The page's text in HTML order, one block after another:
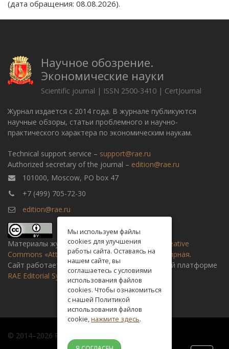
(дата обращения: 08.08.2026).
Научное обозрение.
Экономические науки
Scientific journal | ISSN 2500-3410 | CertJournal
Журнал издается с 2014 года. В журнале публикуются
научные обзоры, статьи проблемного и научно-
практического характера по экономическим наукам.
Technical support service – support@rae.ru
Authorized secretary of the journal – edition@rae.ru
101000, Moscow, PO box 47
+7 (499) 705-72-30
edition@rae.ru
Материалы журнала доступны полицензии Creative
Commons «Attribution» («Атрибуция») 4.0 Всемирная.
Сайт работает на универсальной издательской платформе
RAE Editorial System
© 2014–2026 Russian academy of natural history
Мы используем файлы
cookies для улучшения
работы сайта. Оставаясь на
нашем сайте, вы
соглашаетесь с условиями
использования файлов
cookies. Чтобы ознакомиться
с нашей Политикой
использования файлов
cookie,нажмите здесь.